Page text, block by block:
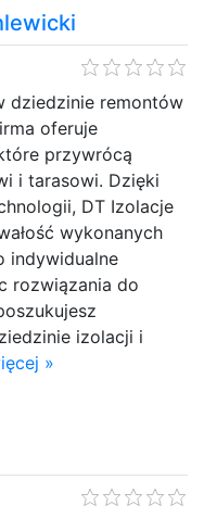
dziedzinie remontów
oferuje
przywrócą
i tarasowi. Dzięki
DT Izolacje
wykonanych
indywidualne
rozwiązania do
izolacji i
»